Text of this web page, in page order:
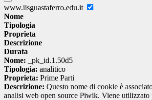
www.iisguastaferro.edu.it
Nome
Tipologia
Proprieta
Descrizione
Durata
Nome: _pk_id.1.50d5
Tipologia: analitico
Proprieta: Prime Parti
Descrizione: Questo nome di cookie è
analisi web open source Piwik. Viene utilizzato